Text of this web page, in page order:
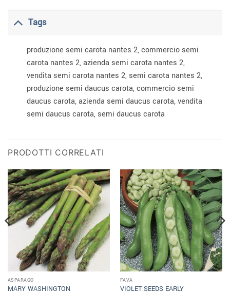
Tags
produzione semi carota nantes 2, commercio semi
carota nantes 2, azienda semi carota nantes 2,
vendita semi carota nantes 2, semi carota nantes 2,
produzione semi daucus carota, commercio semi
daucus carota, azienda semi daucus carota, vendita
semi daucus carota, semi daucus carota
PRODOTTI CORRELATI
ASPARAGO
MARY WASHINGTON
FAVA
VIOLET SEEDS EARLY